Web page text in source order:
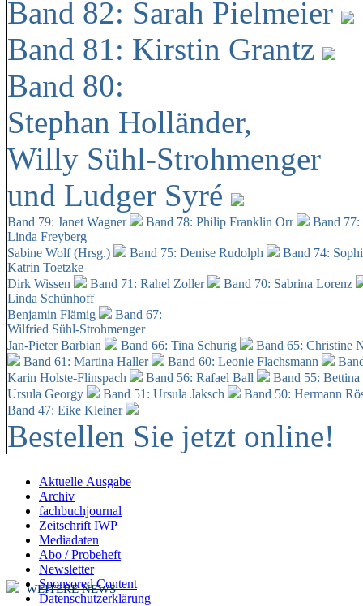
Band 82: Sarah Pielmeier
Band 81: Kirstin Grantz
Band 80:
Stephan Holländer,
Willy Sühl-Strohmenger
und Ludger Syré
Band 79: Janet Wagner Band 78: Philip Franklin Orr
Band
Linda Freyberg
Sabine Wolf (Hrsg.)
Band 75: Denise Rudolph
Band 74:
Katrin Toetzke
Dirk Wissen
Band 71: Rahel Zoller
Band 70: Sabrina Lorenz
Linda Schünhoff
Benjamin Flämig
Band 67:
Wilfried Sühl-Strohmenger
Jan-Pieter Barbian
Band 66: Tina Schurig
Band 65: Christine
Band 61: Martina Haller
Band 60: Leonie Flachsmann
Karin Holste-Flinspach
Band 56: Rafael Ball
Band 55:
Ursula Georgy
Band 51: Ursula Jaksch Band 50: Hermann
Band 47: Eike Kleiner
Bestellen Sie jetzt online!
Aktuelle Ausgabe
Archiv
fachbuchjournal
Zeitschrift IWP
Mediadaten
Abo / Probeheft
Newsletter
Sponsored Content
Datenschutzerklärung
WEITERE NEWS